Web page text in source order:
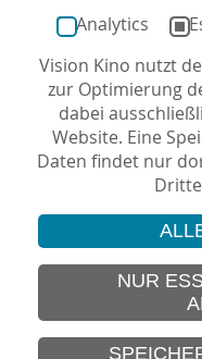
Autor*in: Cornelia
Aktualisierung:
©
Analytics
Vision Kino nutzt
zur Optimierung
dabei
Website. Eine
Daten findet nur
NUR